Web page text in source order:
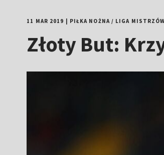
11 MAR 2019 PIŁKA NOŻNA/ LIGA MISTRZÓW
Złoty But: